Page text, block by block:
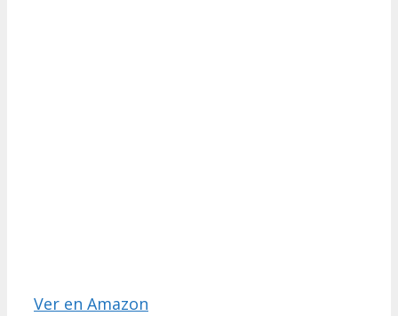
Ver en Amazon